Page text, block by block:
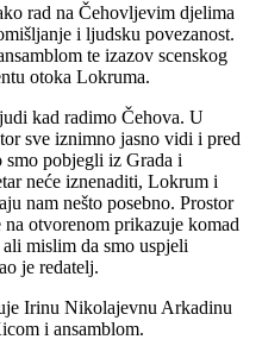
rad na Čehovljevim djelima
i ljudsku povezanost.
te izazov scenskog
otoka Lokruma.
kad radimo Čehova. U
sve iznimno jasno vidi i pred
smo pobjegli iz Grada i
neće iznenaditi, Lokrum i
nam nešto posebno. Prostor
otvorenom prikazuje komad
mislim da smo uspjeli
je redatelj.
Irinu Nikolajevnu Arkadinu
i ansamblom.